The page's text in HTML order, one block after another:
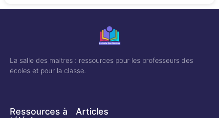
La salle des maitres : ressources pour les professeurs des
écoles et pour la classe.
Ressources à
Articles